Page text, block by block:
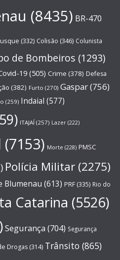
(8435) BR-470
(332) Colisão (346) Colunista
de Bombeiros (1293)
19 (505) Crime (378) Defesa
(382) Furto (270) Gaspar(756)
(259) Indaial (577)
ITAJAÍ (257) Lazer (222)
(7153) Morte (228) PMSC
Polícia Militar (2275)
Blumenau (613) PRF (335) Rio do
Catarina (5526)
Segurança (704) Segurança
Drogas (314) Trânsito (865)